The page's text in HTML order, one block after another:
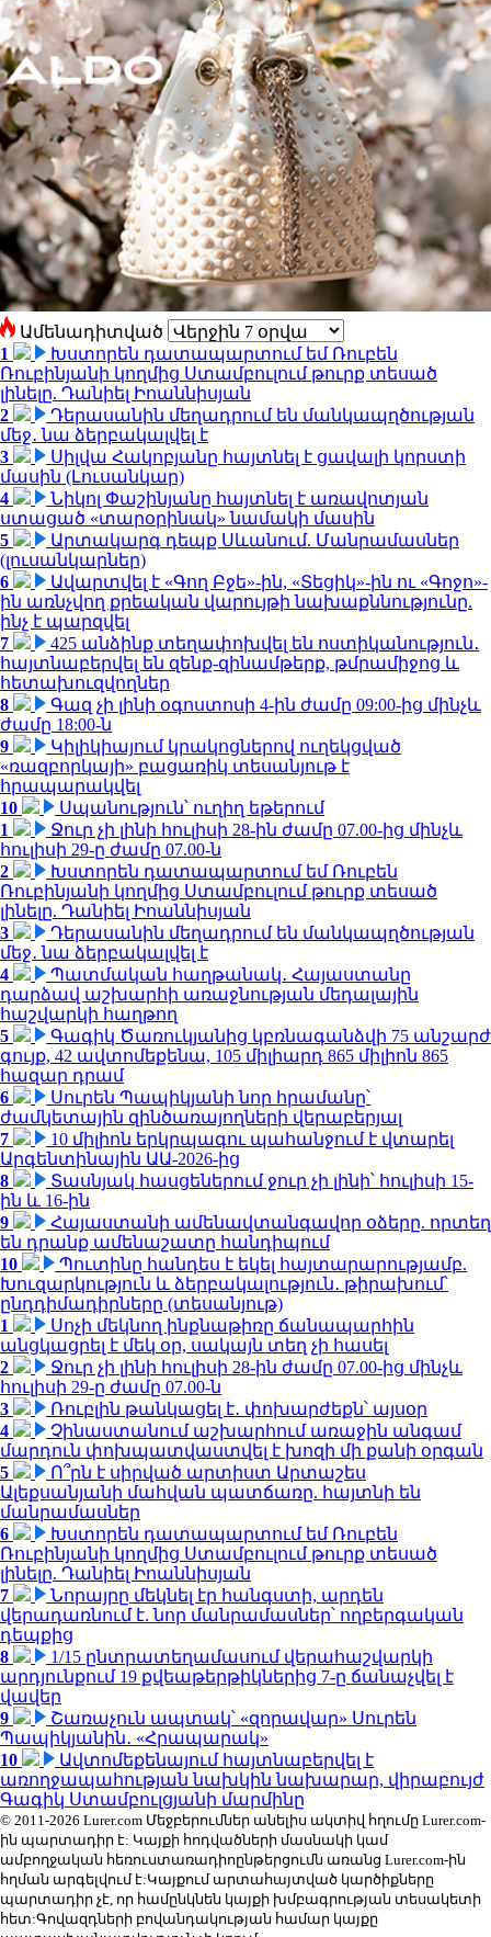
Ամենադիտված
1
Խստորեն դատապարտում եմ Ռուբեն
Ռուբինյանի կողմից Ստամբուլում թուրք տեսած
լինելը. Դանիել Իոաննիսյան
2
Դերասանին մեղադրում են մանկապղծության
մեջ․ նա ձերբակալվել է
3
Սիլվա Հակոբյանը հայտնել է ցավալի կորստի
մասին (Լուսանկար)
4
Նիկոլ Փաշինյանը հայտնել է առավոտյան
ստացած «տարօրինակ» նամակի մասին
5
Արտակարգ դեպք Սևանում. Մանրամասներ
(լուսանկարներ)
6
Ավարտվել է «Գող Բջե»-ին, «Տեցիկ»-ին ու «Գոջո»-
ին առնչվող քրեական վարույթի նախաքննությունը.
ինչ է պարզվել
7
425 անձինք տեղափոխվել են ոստիկանություն․
հայտնաբերվել են զենք-զինամթերք, թմրամիջոց և
հետախուզվողներ
8
Գազ չի լինի օգոստոսի 4-ին ժամը 09:00-ից մինչև
ժամը 18:00-ն
9
Կիլիկիայում կրակոցներով ուղեկցված
«ռազբորկայի» բացառիկ տեսանյութ է
հրապարակվել
10
Սպանություն՝ ուղիղ եթերում
1
Ջուր չի լինի հուլիսի 28-ին ժամը 07.00-ից մինչև
հուլիսի 29-ը ժամը 07.00-ն
2
Խստորեն դատապարտում եմ Ռուբեն
Ռուբինյանի կողմից Ստամբուլում թուրք տեսած
լինելը. Դանիել Իոաննիսյան
3
Դերասանին մեղադրում են մանկապղծության
մեջ․ նա ձերբակալվել է
4
Պատմական հաղթանակ․ Հայաստանը
դարձավ աշխարհի առաջնության մեդալային
հաշվարկի հաղթող
5
Գագիկ Ծառուկյանից կբռնագանձվի 75 անշարժ
գույք, 42 ավտոմեքենա, 105 միլիարդ 865 միլիոն 865
հազար դրամ
6
Սուրեն Պապիկյանի նոր հրամանը՝
ժամկետային զինծառայողների վերաբերյալ
7
10 միլիոն երկրպագու պահանջում է վտարել
Արգենտինային ԱԱ-2026-ից
8
Տասնյակ հասցեներում ջուր չի լինի՝ հուլիսի 15-
ին և 16-ին
9
Հայաստանի ամենավտանգավոր օձերը. որտեղ
են դրանք ամենաշատը հանդիպում
10
Պուտինը հանդես է եկել հայտարարությամբ.
Խուզարկություն և ձերբակալություն․ թիրախում՝
ընդդիմադիրները (տեսանյութ)
1
Սոչի մեկնող ինքնաթիռը ճանապարհին
անցկացրել է մեկ օր, սակայն տեղ չի հասել
2
Ջուր չի լինի հուլիսի 28-ին ժամը 07.00-ից մինչև
հուլիսի 29-ը ժամը 07.00-ն
3
Ռուբլին թանկացել է․ փոխարժեքն՝ այսօր
4
Չինաստանում աշխարհում առաջին անգամ
մարդուն փոխպատվաստվել է խոզի մի քանի օրգան
5
Ո՞րն է սիրված արտիստ Արտաշես
Ալեքսանյանի մահվան պատճառը. հայտնի են
մանրամասներ
6
Խստորեն դատապարտում եմ Ռուբեն
Ռուբինյանի կողմից Ստամբուլում թուրք տեսած
լինելը. Դանիել Իոաննիսյան
7
Նորայրը մեկնել էր հանգստի, արդեն
վերադառնում է. նոր մանրամասներ՝ ողբերգական
դեպքից
8
1/15 ընտրատեղամասում վերահաշվարկի
արդյունքում 19 քվեաթերթիկներից 7-ը ճանաչվել է
վավեր
9
Շառաչուն ապտակ՝ «զորավար» Սուրեն
Պապիկյանին․ «Հրապարակ»
10
Ավտոմեքենայում հայտնաբերվել է
առողջապահության նախկին նախարար, վիրաբույժ
Գագիկ Ստամբուլցյանի մարմինը
© 2011-2026 Lurer.com Մեջբերումներ անելիս ակտիվ հղումը Lurer.com-
ին պարտադիր է: Կայքի հոդվածների մասնակի կամ
ամբողջական հեռուստառադիոընթերցումն առանց Lurer.com-ին
հղման արգելվում է:Կայքում արտահայտված կարծիքները
պարտադիր չէ, որ համընկնեն կայքի խմբագրության տեսակետի
հետ:Գովազդների բովանդակության համար կայքը